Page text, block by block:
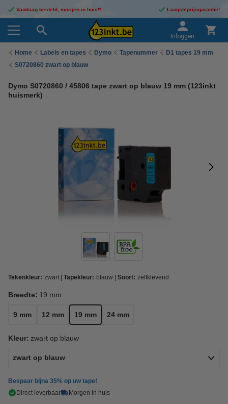
Vandaag besteld, morgen in huis!* Laagsteprijsgarantie!
Inloggen
Home Labels en tapes Dymo Tapenummer
D1 tapes 19 mm
S0720860 zwart op blauw
Dymo S0720860 / 45806 tape zwart op blauw 19 mm (123inkt
huismerk)
Tekenkleur: zwart Tapekleur: blauw Soort: zelfklevend
Breedte: 19 mm
9 mm 12 mm 19 mm 24 mm
Kleur: zwart op blauw
zwart op blauw
Bespaar bijna 35% op uw tape!
Direct leverbaar
Morgen in huis